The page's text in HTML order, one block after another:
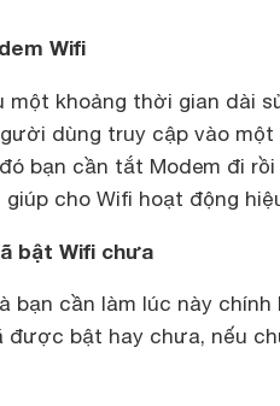
Wifi
một khoảng thời gian dài
dùng truy cập vào
bạn cần tắt Modem đi
giúp cho Wifi hoạt động
bật Wifi chưa
bạn cần làm lúc này
được bật hay chưa, nếu